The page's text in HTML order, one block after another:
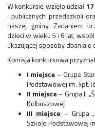
W konkursie wzięło udział
i publicznych przedszkoli
naszej gminy. Zadaniem
dzieci w wieku 5 i 6 lat,
ukazującej sposoby dbania
Komisja konkursowa
I miejsce – Grupa
Podstawowej im. kpt.
II miejsce – Grupa II
Kolbuszowej
III miejsce – Grupa
Szkole Podstawowej